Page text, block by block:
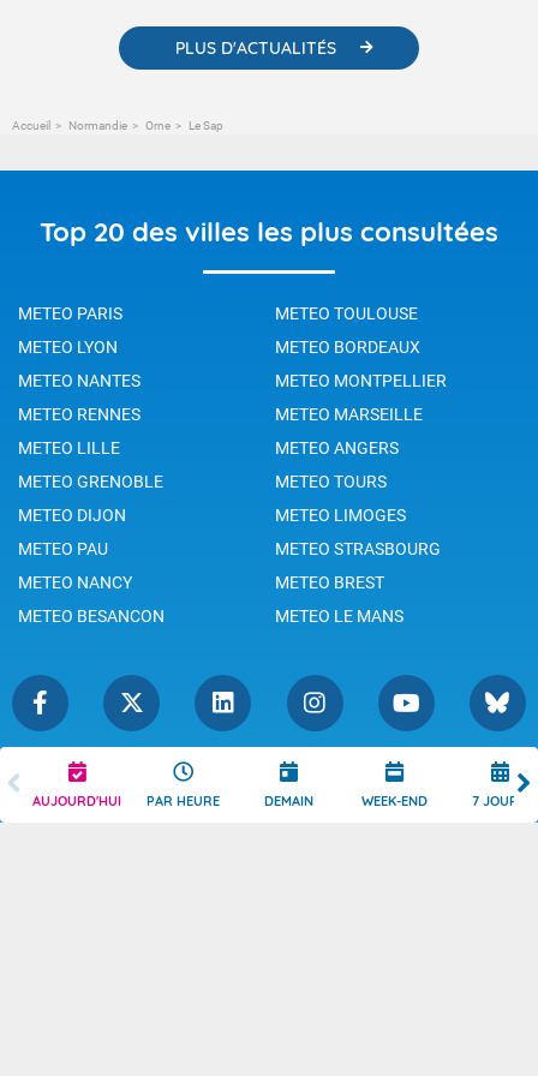
AUJOURD'HUI PAR HEURE DEMAIN WEEK-END 7 JOURS
PLUS D'ACTUALITÉS
Accueil Normandie Orne Le Sap
Top 20 des villes les plus consultées
METEO PARIS
METEO TOULOUSE
METEO LYON
METEO BORDEAUX
METEO NANTES
METEO MONTPELLIER
METEO RENNES
METEO MARSEILLE
METEO LILLE
METEO ANGERS
METEO GRENOBLE
METEO TOURS
METEO DIJON
METEO LIMOGES
METEO PAU
METEO STRASBOURG
METEO NANCY
METEO BREST
METEO BESANCON
METEO LE MANS